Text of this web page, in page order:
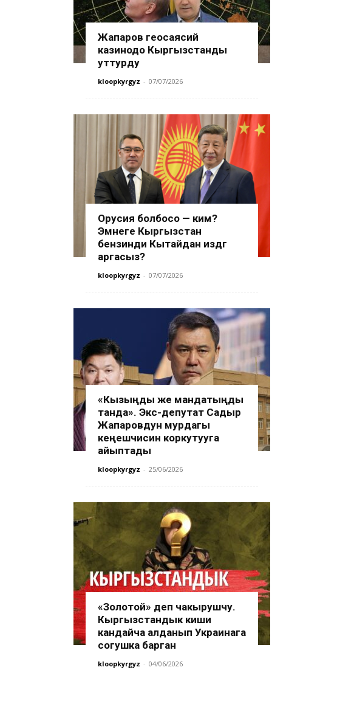
Жапаров геосаясий
казинодо Кыргызстанды
уттурду
kloopkyrgyz - 07/07/2026
Орусия болбосо — ким?
Эмнеге Кыргызстан
бензинди Кытайдан издөөгө
аргасыз?
kloopkyrgyz - 07/07/2026
«Кызыңды же мандатыңды
танда». Экс-депутат Садыр
Жапаровдун мурдагы
кеңешчисин коркутууга
айыптады
kloopkyrgyz - 25/06/2026
«Золотой» деп чакырушчу.
Кыргызстандык киши
кандайча алданып Украинага
согушка барган
kloopkyrgyz - 04/06/2026